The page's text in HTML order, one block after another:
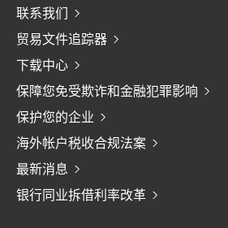
联系我们
贸易文件追踪器
下载中心
保障您免受欺诈和金融犯罪影响
保护您的企业
海外帐户税收合规法案
最新消息
银行同业拆借利率改革